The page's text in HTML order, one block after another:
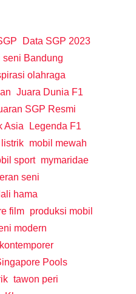
Data SGP 2023
seni Bandung
olahraga
Juara Dunia F1
SGP Resmi
Asia
Legenda F1
mobil mewah
sport mymaridae
seni
hama
film produksi mobil
modern
Pools
tawon peri